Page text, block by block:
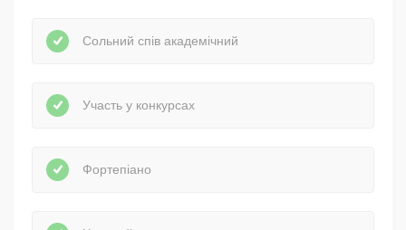
Сольний спів академічний
Участь у конкурсах
Фортепіано